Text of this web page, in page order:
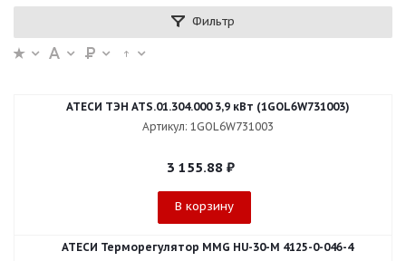
Фильтр
АТЕСИ ТЭН АТS.01.304.000 3,9 кВт (1GOL6W731003)
Артикул: 1GOL6W731003
3 155.88 ₽
В корзину
АТЕСИ Терморегулятор MMG HU-30-M 4125-0-046-4